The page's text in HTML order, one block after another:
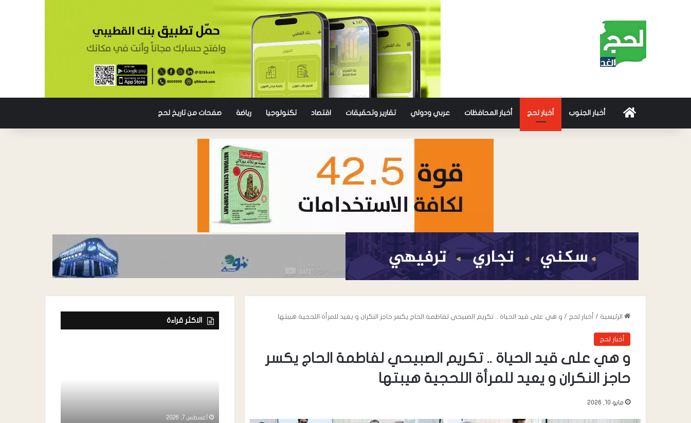
أخبار الجنوب أخبار لحج أخبار المحافظات عربي ودولي تقارير وتحقيقات اقتصاد تكنولوجيا رياضة صفحات من تاريخ لحج
الرئيسية / أخبار لحج / و هي على قيد الحياة .. تكريم الصبيحي لفاطمة الحاج يكسر حاجز النكران و يعيد للمرأة اللحجية هيبتها
أخبار لحج
و هي على قيد الحياة .. تكريم الصبيحي لفاطمة الحاج يكسر
حاجز النكران و يعيد للمرأة اللحجية هيبتها
مايو 10, 2026
الاكثر قراءة
أغسطس 7, 2026